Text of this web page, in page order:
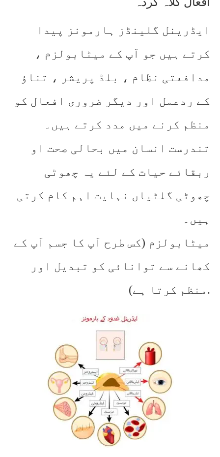
ایڈرینل گلینڈز ہارمونز پیدا
کرتے ہیں جو آپ کے میٹابولزم ،
مدافعتی نظام ، بلڈ پریشر ، تناؤ
کے ردعمل اور دیگر ضروری افعال کو
منظم کرنے میں مدد کرتے ہیں۔
تندرست انسان میں بحالی صحت او
ربقائے حیات کے لئے یہ چھوٹی
چھوٹی گلٹیاں نہایت اہم کام کرتی
ہیں۔
میٹابولزم (کس طرح آپ کا جسم آپ کے
کھانے سے توانائی کو تبدیل اور
منظم کرتا ہے).